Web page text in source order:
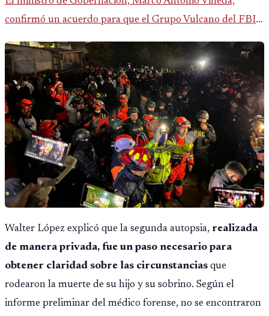
confirmó un acuerdo para que el Grupo Vulcano del FBI
fallido con la administración anterior del Ministerio
Público.
Walter López explicó que la segunda autopsia, realizada
de manera privada, fue un paso necesario para
obtener claridad sobre las circunstancias que
rodearon la muerte de su hijo y su sobrino. Según el
informe preliminar del médico forense, no se encontraron